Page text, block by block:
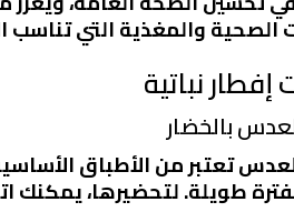
الصحية والمغذية التي تناسب
نباتية
بالخضار
تعتبر من الأطباق
طويلة. لتحضيرها، يمكنك